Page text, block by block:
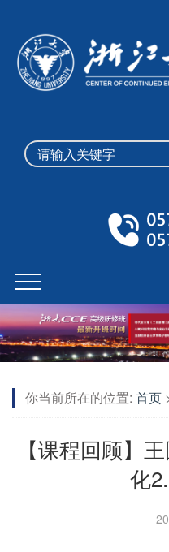
你当前所在的位置: 首页
【课程回顾】
化